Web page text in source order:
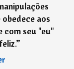
aos
com seu "eu"
”